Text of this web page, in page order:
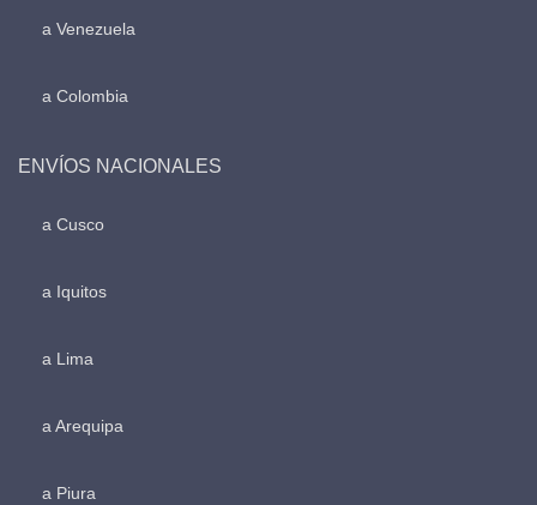
a Venezuela
a Colombia
ENVÍOS NACIONALES
a Cusco
a Iquitos
a Lima
a Arequipa
a Piura